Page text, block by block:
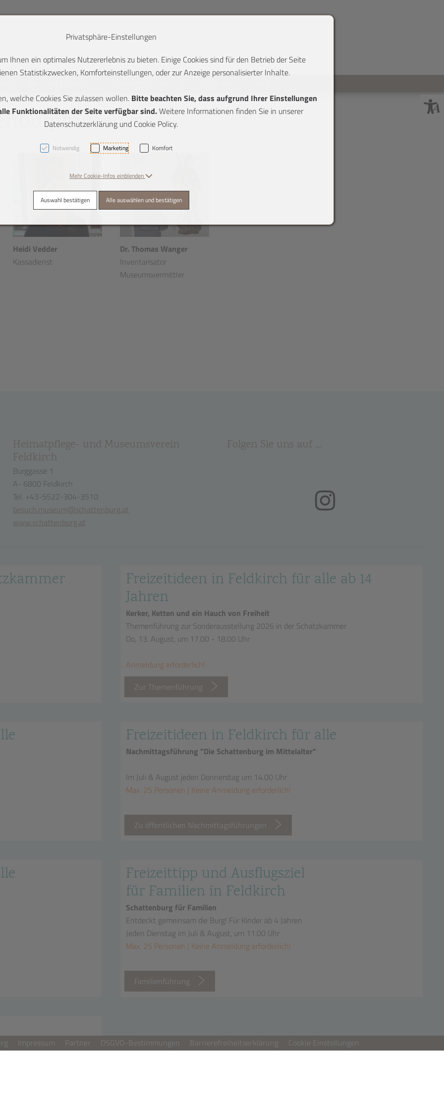
+ 2]
Heidi Vedder
Kassadienst
Dr. Thomas Wanger
Inventarisator
Museumsvermittler
Heimatpflege- und Museumsverein
Feldkirch
Burggasse 1
A- 6800 Feldkirch
Tel. +43-5522-304-3510
besuch.museum@schattenburg.at
www.schattenburg.at
Folgen Sie uns auf ...
Freizeitideen in Feldkirch für alle ab 14
Jahren
Kerker, Ketten und ein Hauch von Freiheit
Themenführung zur Sonderausstellung 2026 in der Schatzkammer
Do, 13. August, um 17.00 - 18.00 Uhr
Anmeldung erforderlich!
Zur Themenführung
Freizeitideen in Feldkirch für alle
Nachmittagsführung "Die Schattenburg im Mittelalter"
Im Juli & August jeden Donnerstag um 14.00 Uhr
Max. 25 Personen | Keine Anmeldung erforderlich!
Zu öffentlichen Nachmittagsführungen
Freizeittipp und Ausflugsziel
für Familien in Feldkirch
Schattenburg für Familien
Entdeckt gemeinsam die Burg! Für Kinder ab 4 Jahren
Jeden Dienstag im Juli & August, um 11.00 Uhr
Max. 25 Personen | Keine Anmeldung erforderlich!
Familienführung
Impressum Partner DSGVO-Bestimmungen Barrierefreiheitserklärung Cookie Einstellungen
Privatsphäre-Einstellungen
Ihnen ein optimales Nutzererlebnis zu bieten. Einige Cookies sind für den Betrieb der Seite
Statistikzwecken, Komforteinstellungen, oder zur Anzeige personalisierter Inhalte.
welche Cookies Sie zulassen wollen. Bitte beachten Sie, dass aufgrund Ihrer Einstellungen
Funktionalitäten der Seite verfügbar sind.Weitere Informationen finden Sie in unserer
Datenschutzerklärung und Cookie Policy.
Notwendig Marketing Komfort
Mehr Cookie-Infos einblenden
Auswahl bestätigen Alle auswählen und bestätigen